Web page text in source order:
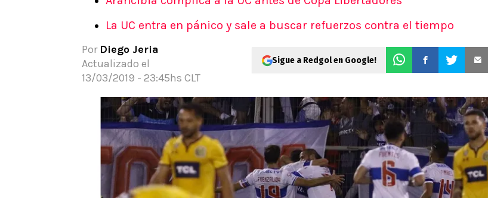
Pronósticos
Apuesta del día
La UC entra en pánico y sale a buscar refuerzos contra el tiempo
Por Diego Jeria
Actualizado el
13/03/2019 - 23:45hs CLT
Sigue a Redgol en Google!